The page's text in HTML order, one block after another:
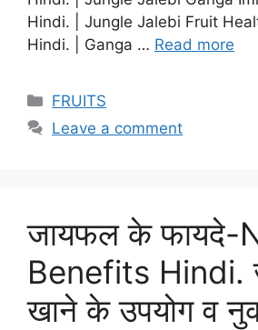
Hindi. | Jungle Jalebi Fruit
Hindi. | Ganga … Read more
Categories
FRUITS
Leave a comment
जायफल के फायदे-
Benefits Hindi.
खाने के उपयोग व